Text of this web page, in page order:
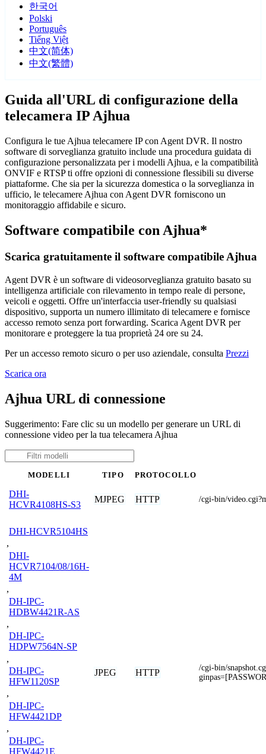
한국어
Polski
Português
Tiếng Việt
中文(简体)
中文(繁體)
Guida all'URL di configurazione della
telecamera IP Ajhua
Configura le tue Ajhua telecamere IP con Agent DVR. Il nostro
software di sorveglianza gratuito include una procedura guidata di
configurazione personalizzata per i modelli Ajhua, e la compatibilità
ONVIF e RTSP ti offre opzioni di connessione flessibili su diverse
piattaforme. Che sia per la sicurezza domestica o la sorveglianza in
ufficio, le telecamere Ajhua con Agent DVR forniscono un
monitoraggio affidabile e sicuro.
Software compatibile con Ajhua*
Scarica gratuitamente il software compatibile Ajhua
Agent DVR è un software di videosorveglianza gratuito basato su
intelligenza artificiale con rilevamento in tempo reale di persone,
veicoli e oggetti. Offre un'interfaccia user-friendly su qualsiasi
dispositivo, supporta un numero illimitato di telecamere e fornisce
accesso remoto senza port forwarding. Scarica Agent DVR per
monitorare e proteggere la tua proprietà 24 ore su 24.
Per un accesso remoto sicuro o per uso aziendale, consulta Prezzi
Scarica ora
Ajhua URL di connessione
Suggerimento: Fare clic su un modello per generare un URL di
connessione video per la tua telecamera Ajhua
MODELLI TIPO PROTOCOLLO
DHI-
HCVR4108HS-S3
MJPEG HTTP /cgi-bin/
DHI-HCVR5104HS
,
DHI-
HCVR7104/08/16H-
4M
,
DH-IPC-
HDBW4421R-AS
,
DH-IPC-
HDPW7564N-SP
,
DH-IPC-
HFW1120SP
,
DH-IPC-
HFW4421DP
,
DH-IPC-
HFW4421E
JPEG HTTP
/cgi-bin/